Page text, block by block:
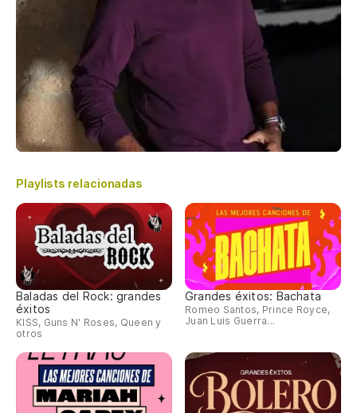
Playlists relacionadas
Baladas del Rock: grandes
éxitos
KISS, Guns N' Roses, Queen y
otros
Grandes éxitos: Bachata
Romeo Santos, Prince Royce,
Juan Luis Guerra...